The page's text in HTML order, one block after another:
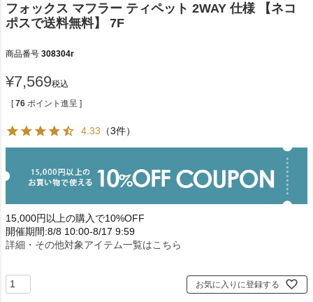
フォックス マフラー ティペット 2WAY 仕様 【ネコ
ポスで送料無料】 7F
商品番号 308304r
¥7,569税込
[ 76 ポイント進呈 ]
4.33 （3件）
15,000円以上の購入で10%OFF
開催期間:8/8 10:00-8/17 9:59
詳細・その他対象アイテム一覧はこちら
お気に入りに登録する